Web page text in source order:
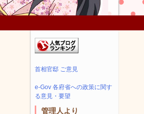
首相官邸 ご意見
e-Gov 各府省への政策に関す
る意見・要望
管理人より